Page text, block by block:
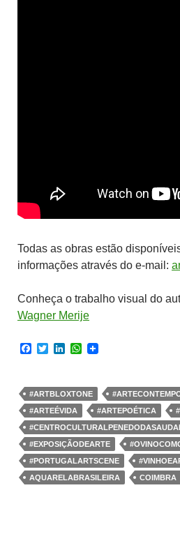
Todas as obras estão
informações através do e-mail:
Conheça o trabalho visual do
Wagner Merije
F
b
o
o
k
T
t
e
r
L
e
d
I
n
W
s
A
p
p
#ARTBLOXTONE
#ARTEÉVIDA
#ARTEPOÉTICA
#EXPOSIÇÃODEARTE
#PORTUGALARTSCENE
AQUARELABRASILEIRA
COIMBRA